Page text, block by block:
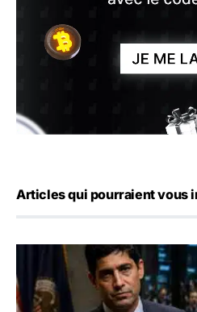
Articles qui pourraient vous
Emploi américain : 23 000